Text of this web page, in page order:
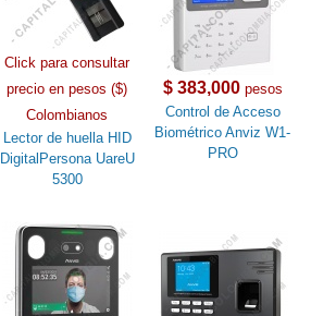
Click para consultar
precio en pesos ($)
Colombianos
Lector de huella HID
DigitalPersona UareU
5300
$ 383,000pesos
Control de Acceso
Biométrico Anviz W1-
PRO